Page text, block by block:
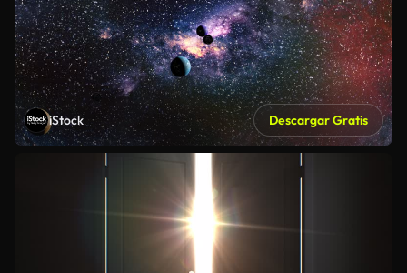
iStock Descargar Gratis